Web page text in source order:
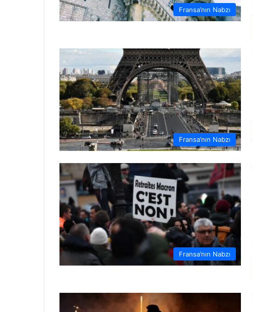
Fransa’nın Nabzı
Fransa’nın Nabzı
Fransa’nın Nabzı